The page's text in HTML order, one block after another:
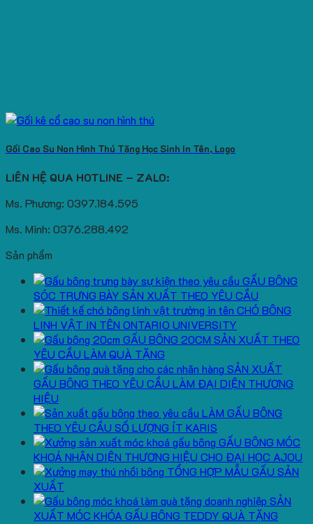
Gối Cao Su Non Hình Thú Tặng Học Sinh In Tên, Logo
LIÊN HỆ QUA HOTLINE – ZALO:
Ms. Phương: 0397.184.595
Ms. Minh: 0376.288.492
Sản phẩm
GẤU BÔNG
SÓC TRƯNG BÀY SẢN XUẤT THEO YÊU CẦU
CHÓ BÔNG
LINH VẬT IN TÊN ONTARIO UNIVERSITY
GẤU BÔNG 20CM SẢN XUẤT THEO
YÊU CẦU LÀM QUÀ TẶNG
SẢN XUẤT
GẤU BÔNG THEO YÊU CẦU LÀM ĐẠI DIỆN THƯƠNG
HIỆU
LÀM GẤU BÔNG
THEO YÊU CẦU SỐ LƯỢNG ÍT KARIS
GẤU BÔNG MÓC
KHOÁ NHẬN DIỆN THƯƠNG HIỆU CHO ĐẠI HỌC AJOU
TỔNG HỢP MẪU GẤU SẢN
XUẤT
SẢN
XUẤT MÓC KHÓA GẤU BÔNG TEDDY QUÀ TẶNG